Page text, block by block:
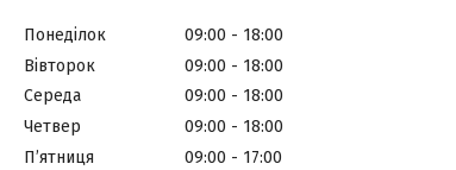
Понеділок 09:00
18:00
Вівторок
09:00
18:00
Середа
09:00
18:00
Четвер
09:00
18:00
Пʼятниця
09:00
17:00